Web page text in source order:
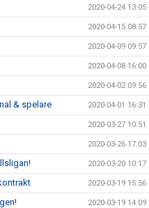
2020-04-24 13:05
2020-04-15 08:57
2020-04-09 09:57
2020-04-08 16:00
2020-04-02 09:56
& spelare 2020-04-01 16:31
2020-03-27 10:51
2020-03-26 17:03
2020-03-20 10:17
2020-03-19 15:56
2020-03-19 14:09